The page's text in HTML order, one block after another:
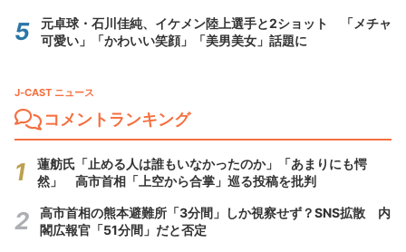
元卓球・石川佳純、イケメン陸上選手と2ショット 「メチャ
可愛い」「かわいい笑顔」「美男美女」話題に
J-CAST ニュース
コメントランキング
蓮舫氏「止める人は誰もいなかったのか」「あまりにも愕
然」 高市首相「上空から合掌」巡る投稿を批判
高市首相の熊本避難所「3分間」しか視察せず？SNS拡散 内
閣広報官「51分間」だと否定